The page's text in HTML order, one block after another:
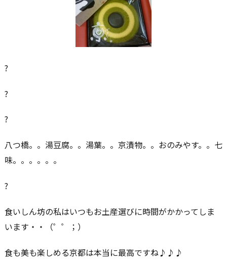
?
?
?
八つ橋。。湯豆腐。。湯葉。。京漬物。。おのみやす。。七
味。。。。。。
?
食いしん坊の私はいつもお土産選びに時間がかかってしま
います・・（゜゜；）
食も美も楽しめる京都は本当に最高ですね♪♪♪